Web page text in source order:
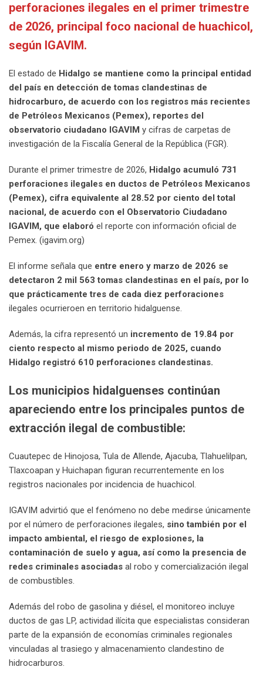
perforaciones ilegales en el primer trimestre
de 2026, principal foco nacional de huachicol,
según IGAVIM.
El estado de Hidalgo se mantiene como la principal entidad
del país en detección de tomas clandestinas de
hidrocarburo, de acuerdo con los registros más recientes
de Petróleos Mexicanos (Pemex), reportes del
observatorio ciudadano IGAVIM y cifras de carpetas de
investigación de la Fiscalía General de la República (FGR).
Durante el primer trimestre de 2026, Hidalgo acumuló 731
perforaciones ilegales en ductos de Petróleos Mexicanos
(Pemex), cifra equivalente al 28.52 por ciento del total
nacional, de acuerdo con el Observatorio Ciudadano
IGAVIM, que elaboró el reporte con información oficial de
Pemex. (igavim.org)
El informe señala que entre enero y marzo de 2026 se
detectaron 2 mil 563 tomas clandestinas en el país, por lo
que prácticamente tres de cada diez perforaciones
ilegales ocurrieroen en territorio hidalguense.
Además, la cifra representó un incremento de 19.84 por
ciento respecto al mismo periodo de 2025, cuando
Hidalgo registró 610 perforaciones clandestinas.
Los municipios hidalguenses continúan
apareciendo entre los principales puntos de
extracción ilegal de combustible:
Cuautepec de Hinojosa, Tula de Allende, Ajacuba, Tlahuelilpan,
Tlaxcoapan y Huichapan figuran recurrentemente en los
registros nacionales por incidencia de huachicol.
IGAVIM advirtió que el fenómeno no debe medirse únicamente
por el número de perforaciones ilegales, sino también por el
impacto ambiental, el riesgo de explosiones, la
contaminación de suelo y agua, así como la presencia de
redes criminales asociadas al robo y comercialización ilegal
de combustibles.
Además del robo de gasolina y diésel, el monitoreo incluye
ductos de gas LP, actividad ilícita que especialistas consideran
parte de la expansión de economías criminales regionales
vinculadas al trasiego y almacenamiento clandestino de
hidrocarburos.